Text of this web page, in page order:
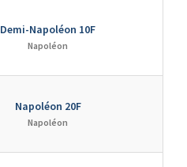
Demi-Napoléon 10F
Napoléon
Napoléon 20F
Napoléon